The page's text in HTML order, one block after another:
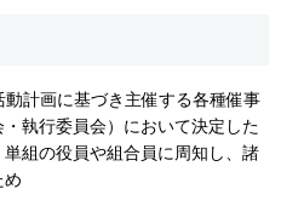
計画に基づき主催する各種催事
執行委員会）において決定した
組の役員や組合員に周知し、諸
め